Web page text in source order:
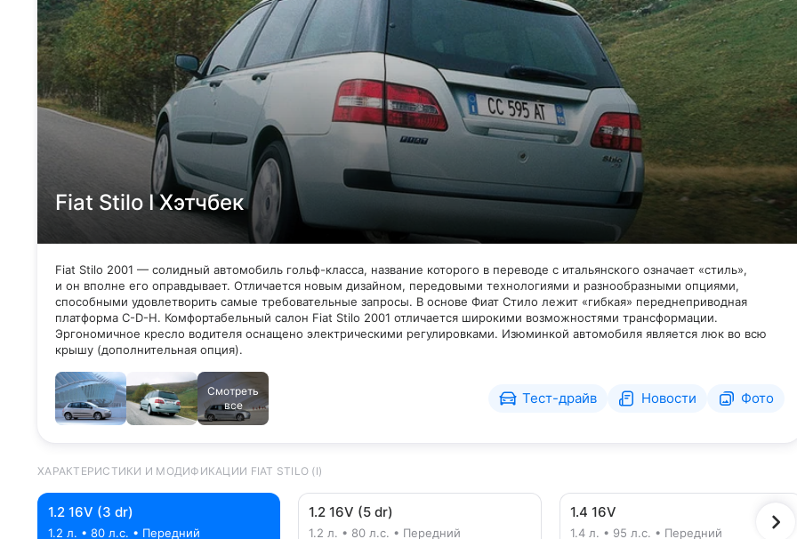
Fiat Stilo I Хэтчбек
Fiat Stilo 2001 — солидный автомобиль гольф-класса, название которого в переводе с итальянского означает «стиль»,
и он вполне его оправдывает. Отличается новым дизайном, передовыми технологиями и разнообразными опциями,
способными удовлетворить самые требовательные запросы. В основе Фиат Стило лежит «гибкая» переднеприводная
платформа C-D-H. Комфортабельный салон Fiat Stilo 2001 отличается широкими возможностями трансформации.
Эргономичное кресло водителя оснащено электрическими регулировками. Изюминкой автомобиля является люк во всю
крышу (дополнительная опция).
Смотреть
все
Тест-драйв Новости Фото
ХАРАКТЕРИСТИКИ И МОДИФИКАЦИИ FIAT STILO (I)
1.2 16V (3 dr)
1.2 л. • 80 л.с. • Передний
1.2 16V (5 dr)
1.2 л. • 80 л.с. • Передний
1.4 16V
1.4 л. • 95 л.с. • Передний